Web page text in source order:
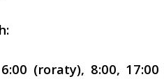
(roraty), 8:00,